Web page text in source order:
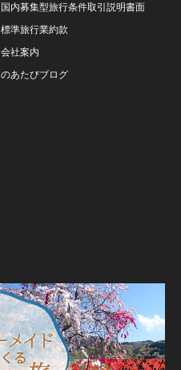
国内募集型旅行条件取引説明書面
標準旅行業約款
会社案内
のあたびブログ